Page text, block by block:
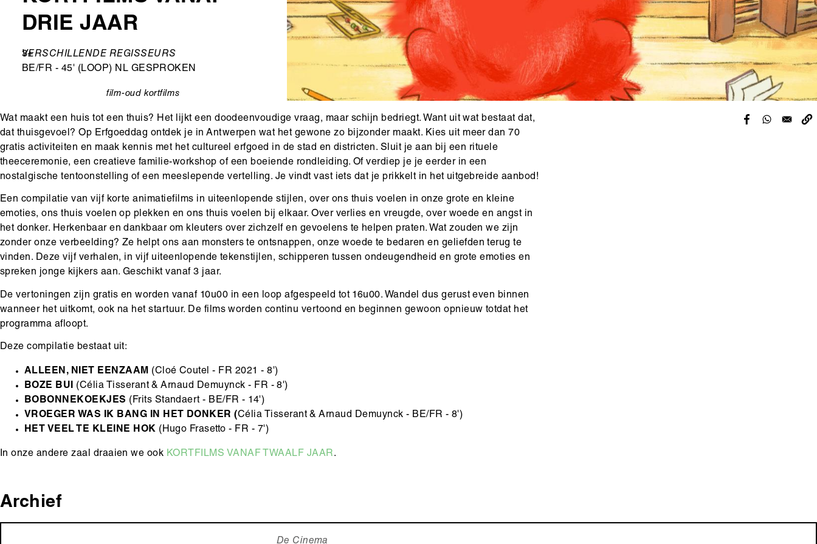
DRIE JAAR
Leeftijd
3+
Ondertitel
VERSCHILLENDE REGISSEURS
BE/FR - 45' (LOOP) NL GESPROKEN
film-oud kortfilms
Wat maakt een huis tot een thuis? Het lijkt een doodeenvoudige vraag, maar schijn bedriegt. Want uit wat bestaat dat,
dat thuisgevoel? Op Erfgoeddag ontdek je in Antwerpen wat het gewone zo bijzonder maakt. Kies uit meer dan 70
gratis activiteiten en maak kennis met het cultureel erfgoed in de stad en districten. Sluit je aan bij een rituele
theeceremonie, een creatieve familie-workshop of een boeiende rondleiding. Of verdiep je je eerder in een
nostalgische tentoonstelling of een meeslepende vertelling. Je vindt vast iets dat je prikkelt in het uitgebreide aanbod!
Een compilatie van vijf korte animatiefilms in uiteenlopende stijlen, over ons thuis voelen in onze grote en kleine
emoties, ons thuis voelen op plekken en ons thuis voelen bij elkaar. Over verlies en vreugde, over woede en angst in
het donker. Herkenbaar en dankbaar om kleuters over zichzelf en gevoelens te helpen praten. Wat zouden we zijn
zonder onze verbeelding? Ze helpt ons aan monsters te ontsnappen, onze woede te bedaren en geliefden terug te
vinden. Deze vijf verhalen, in vijf uiteenlopende tekenstijlen, schipperen tussen ondeugendheid en grote emoties en
spreken jonge kijkers aan. Geschikt vanaf 3 jaar.
De vertoningen zijn gratis en worden vanaf 10u00 in een loop afgespeeld tot 16u00. Wandel dus gerust even binnen
wanneer het uitkomt, ook na het startuur. De films worden continu vertoond en beginnen gewoon opnieuw totdat het
programma afloopt.
Deze compilatie bestaat uit:
ALLEEN, NIET EENZAAM (Cloé Coutel - FR 2021 - 8')
BOZE BUI (Célia Tisserant & Arnaud Demuynck - FR - 8')
BOBONNEKOEKJES (Frits Standaert - BE/FR - 14')
VROEGER WAS IK BANG IN HET DONKER (Célia Tisserant & Arnaud Demuynck - BE/FR - 8')
HET VEEL TE KLEINE HOK (Hugo Frasetto - FR - 7')
In onze andere zaal draaien we ook KORTFILMS VANAF TWAALF JAAR.
Archief
De Cinema